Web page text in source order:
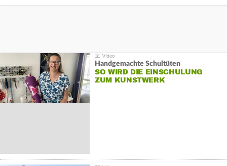
Handgemachte Schultüten
SO WIRD DIE EINSCHULUNG
ZUM KUNSTWERK